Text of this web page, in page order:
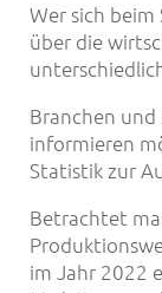
Wer sich
über die
Branchen
informieren
Statistik zur
Betrachtet
im Jahr 2022